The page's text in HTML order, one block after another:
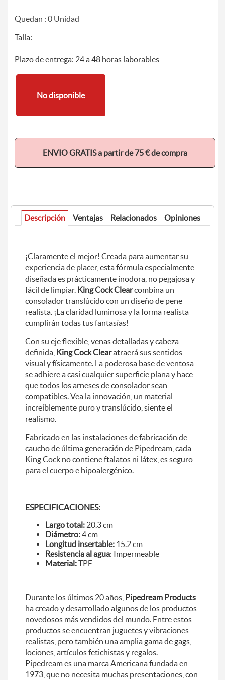
Quedan : 0Unidad
Talla:
Plazo de entrega: 24 a 48 horas laborables
No disponible
ENVIO GRATIS a partir de 75 € de compra
Descripción Ventajas Relacionados Opiniones
¡Claramente el mejor! Creada para aumentar su
experiencia de placer, esta fórmula especialmente
diseñada es prácticamente inodora, no pegajosa y
fácil de limpiar. King Cock Clearcombina un
consolador translúcido con un diseño de pene
realista. ¡La claridad luminosa y la forma realista
cumplirán todas tus fantasías!
Con su eje flexible, venas detalladas y cabeza
definida, King Cock Clearatraerá sus sentidos
visual y físicamente. La poderosa base de ventosa
se adhiere a casi cualquier superficie plana y hace
que todos los arneses de consolador sean
compatibles. Vea la innovación, un material
increíblemente puro y translúcido, siente el
realismo.
Fabricado en las instalaciones de fabricación de
caucho de última generación de Pipedream, cada
King Cock no contiene ftalatos ni látex, es seguro
para el cuerpo e hipoalergénico.
ESPECIFICACIONES:
Largo total: 20.3 cm
Diámetro:4 cm
Longitud insertable: 15.2 cm
Resistencia al agua: Impermeable
Material:TPE
Durante los últimos 20 años, Pipedream Products
ha creado y desarrollado algunos de los productos
novedosos más vendidos del mundo. Entre estos
productos se encuentran juguetes y vibraciones
realistas, pero también una amplia gama de gags,
lociones, artículos fetichistas y regalos.
Pipedream es una marca Americana fundada en
1973, que no necesita muchas presentaciones, con